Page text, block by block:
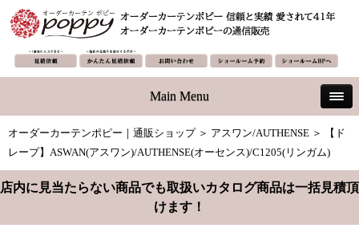
Main Menu
オーダーカーテンポピー｜通販ショップ＞ アスワン/AUTHENSE ＞ 【ド
レープ】ASWAN(アスワン)/AUTHENSE(オーセンス)/C1205(リンガム)
店内に見当たらない商品でも取扱いカタログ商品は一括見積頂
けます！